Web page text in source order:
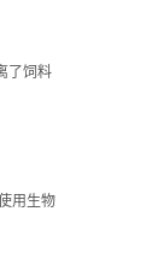
了饲料
用生物